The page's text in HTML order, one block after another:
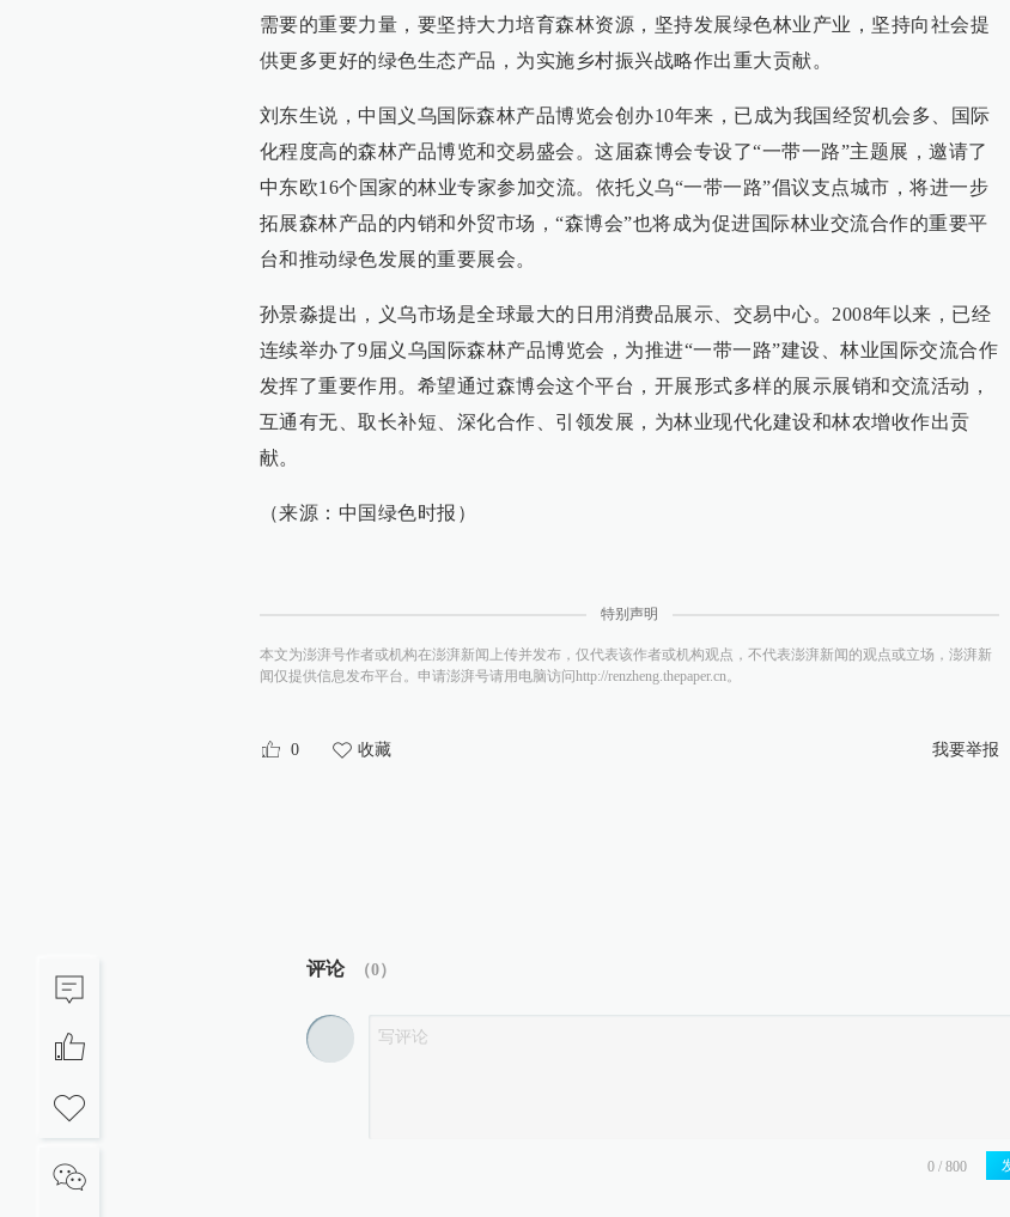
需要的重要力量，要坚持大力培育森林资源，坚持发展绿色林业产业，坚持向社会提
供更多更好的绿色生态产品，为实施乡村振兴战略作出重大贡献。
刘东生说，中国义乌国际森林产品博览会创办10年来，已成为我国经贸机会多、国际
化程度高的森林产品博览和交易盛会。这届森博会专设了“一带一路”主题展，邀请了
中东欧16个国家的林业专家参加交流。依托义乌“一带一路”倡议支点城市，将进一步
拓展森林产品的内销和外贸市场，“森博会”也将成为促进国际林业交流合作的重要平
台和推动绿色发展的重要展会。
孙景淼提出，义乌市场是全球最大的日用消费品展示、交易中心。2008年以来，已经
连续举办了9届义乌国际森林产品博览会，为推进“一带一路”建设、林业国际交流合作
发挥了重要作用。希望通过森博会这个平台，开展形式多样的展示展销和交流活动，
互通有无、取长补短、深化合作、引领发展，为林业现代化建设和林农增收作出贡
献。
（来源：中国绿色时报）
特别声明
本文为澎湃号作者或机构在澎湃新闻上传并发布，仅代表该作者或机构观点，不代表澎湃新闻的观点或立场，澎湃新
闻仅提供信息发布平台。申请澎湃号请用电脑访问http://renzheng.thepaper.cn。
0 收藏 我要举报
评论 （0）